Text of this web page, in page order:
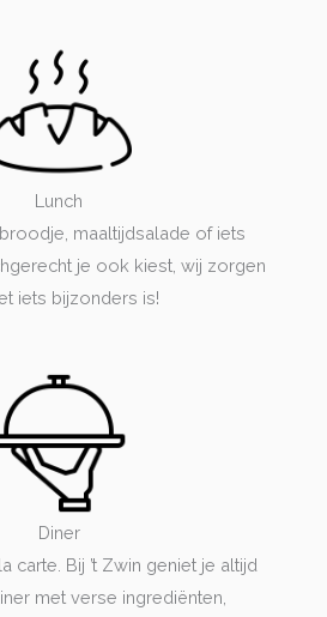
Lunch
maaltijdsalade of iets
je ook kiest, wij zorgen
iets bijzonders is!
Diner
carte. Bij ’t Zwin geniet je altijd
met verse ingrediënten,